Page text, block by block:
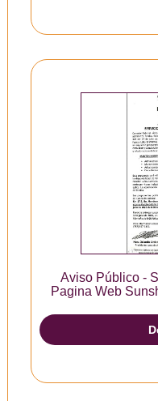
Aviso Público -
Pagina Web